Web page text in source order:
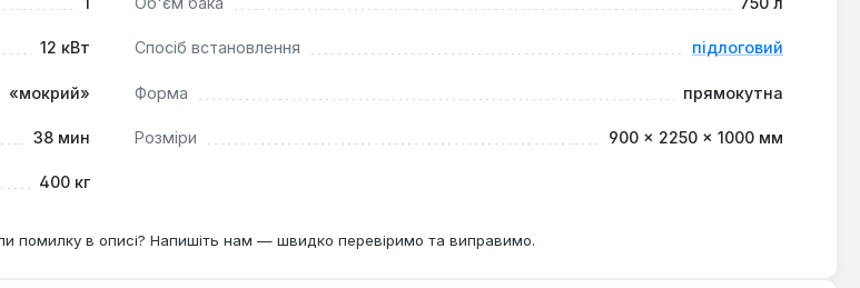
12 кВт Спосіб встановлення підлоговий
«мокрий» Форма прямокутна
38 мин Розміри 900 × 2250 × 1000 мм
400 кг
помилку в описі? Напишіть нам — швидко перевіримо та виправимо.